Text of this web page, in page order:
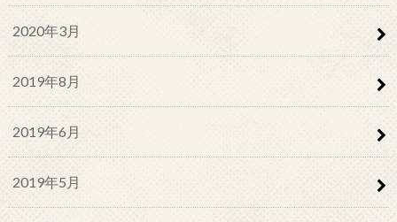
2020年3月
2019年8月
2019年6月
2019年5月